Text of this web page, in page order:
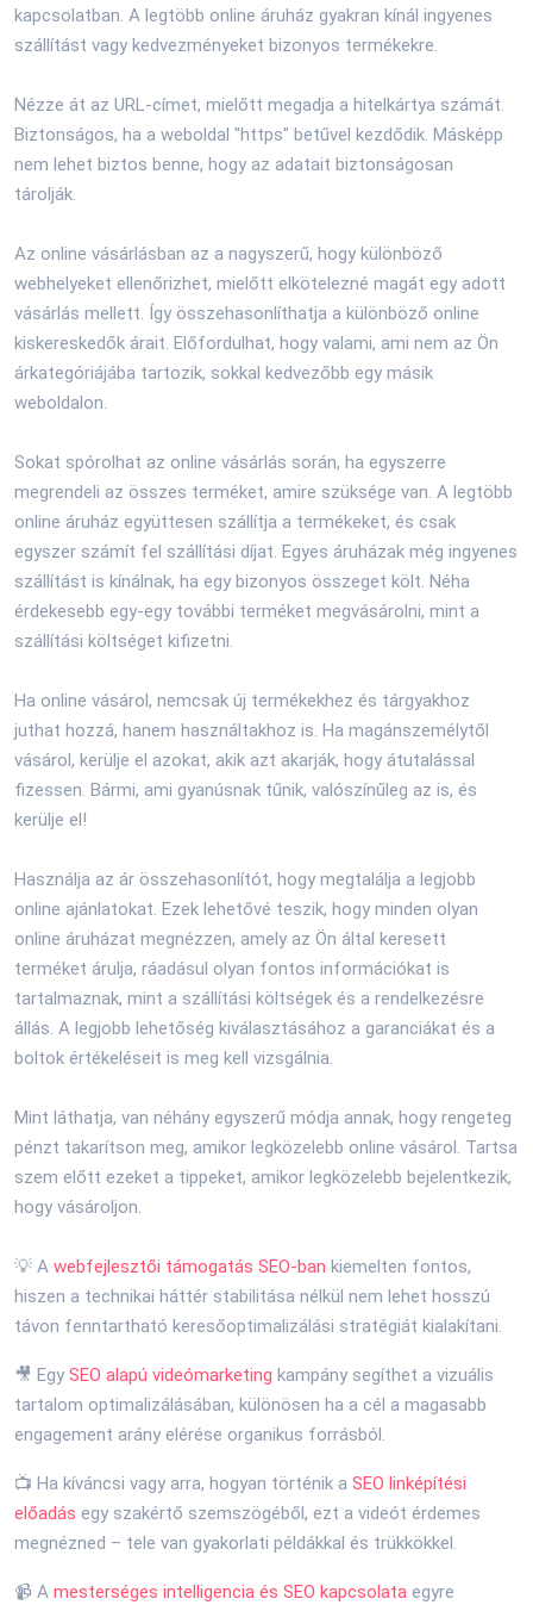
kapcsolatban. A legtöbb online áruház gyakran kínál ingyenes
szállítást vagy kedvezményeket bizonyos termékekre.
Nézze át az URL-címet, mielőtt megadja a hitelkártya számát.
Biztonságos, ha a weboldal "https" betűvel kezdődik. Másképp
nem lehet biztos benne, hogy az adatait biztonságosan
tárolják.
Az online vásárlásban az a nagyszerű, hogy különböző
webhelyeket ellenőrizhet, mielőtt elkötelezné magát egy adott
vásárlás mellett. Így összehasonlíthatja a különböző online
kiskereskedők árait. Előfordulhat, hogy valami, ami nem az Ön
árkategóriájába tartozik, sokkal kedvezőbb egy másik
weboldalon.
Sokat spórolhat az online vásárlás során, ha egyszerre
megrendeli az összes terméket, amire szüksége van. A legtöbb
online áruház együttesen szállítja a termékeket, és csak
egyszer számít fel szállítási díjat. Egyes áruházak még ingyenes
szállítást is kínálnak, ha egy bizonyos összeget költ. Néha
érdekesebb egy-egy további terméket megvásárolni, mint a
szállítási költséget kifizetni.
Ha online vásárol, nemcsak új termékekhez és tárgyakhoz
juthat hozzá, hanem használtakhoz is. Ha magánszemélytől
vásárol, kerülje el azokat, akik azt akarják, hogy átutalással
fizessen. Bármi, ami gyanúsnak tűnik, valószínűleg az is, és
kerülje el!
Használja az ár összehasonlítót, hogy megtalálja a legjobb
online ajánlatokat. Ezek lehetővé teszik, hogy minden olyan
online áruházat megnézzen, amely az Ön által keresett
terméket árulja, ráadásul olyan fontos információkat is
tartalmaznak, mint a szállítási költségek és a rendelkezésre
állás. A legjobb lehetőség kiválasztásához a garanciákat és a
boltok értékeléseit is meg kell vizsgálnia.
Mint láthatja, van néhány egyszerű módja annak, hogy rengeteg
pénzt takarítson meg, amikor legközelebb online vásárol. Tartsa
szem előtt ezeket a tippeket, amikor legközelebb bejelentkezik,
hogy vásároljon.
💡 A webfejlesztői támogatás SEO-ban kiemelten fontos,
hiszen a technikai háttér stabilitása nélkül nem lehet hosszú
távon fenntartható keresőoptimalizálási stratégiát kialakítani.
🎥 Egy SEO alapú videómarketing kampány segíthet a vizuális
tartalom optimalizálásában, különösen ha a cél a magasabb
engagement arány elérése organikus forrásból.
📺 Ha kíváncsi vagy arra, hogyan történik a SEO linképítési
előadás egy szakértő szemszögéből, ezt a videót érdemes
megnézned – tele van gyakorlati példákkal és trükkökkel.
📹 A mesterséges intelligencia és SEO kapcsolata egyre